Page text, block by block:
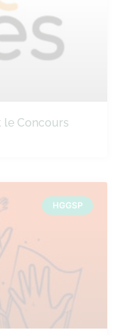
le Concours
HGGSP